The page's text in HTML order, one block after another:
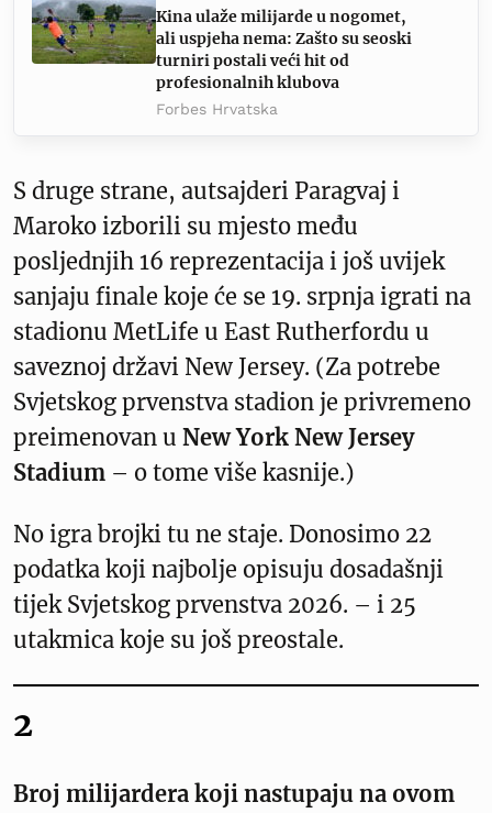
Kina ulaže milijarde u nogomet,
ali uspjeha nema: Zašto su seoski
turniri postali veći hit od
profesionalnih klubova
Forbes Hrvatska
S druge strane, autsajderi Paragvaj i
Maroko izborili su mjesto među
posljednjih 16 reprezentacija i još uvijek
sanjaju finale koje će se 19. srpnja igrati na
stadionu MetLife u East Rutherfordu u
saveznoj državi New Jersey. (Za potrebe
Svjetskog prvenstva stadion je privremeno
preimenovan u New York New Jersey
Stadium – o tome više kasnije.)
No igra brojki tu ne staje. Donosimo 22
podatka koji najbolje opisuju dosadašnji
tijek Svjetskog prvenstva 2026. – i 25
utakmica koje su još preostale.
2
Broj milijardera koji nastupaju na ovom